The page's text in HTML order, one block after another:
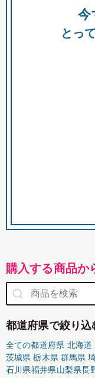
助成
今
とっ
購入する商品か
都道府県で絞り込
全ての都道府県 北海道
茨城県 栃木県 群馬県
石川県福井県山梨県長